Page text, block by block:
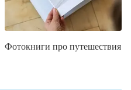
Фотокниги про путешествия